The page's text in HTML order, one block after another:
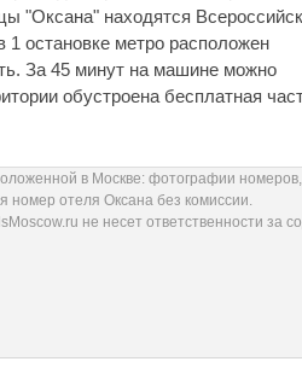
"Оксана" находятся
1 остановке метро расположен
За 45 минут на машине можно
обустроена бесплатная
в Москве: фотографии
номер отеля Оксана без комиссии.
не несет ответственности за